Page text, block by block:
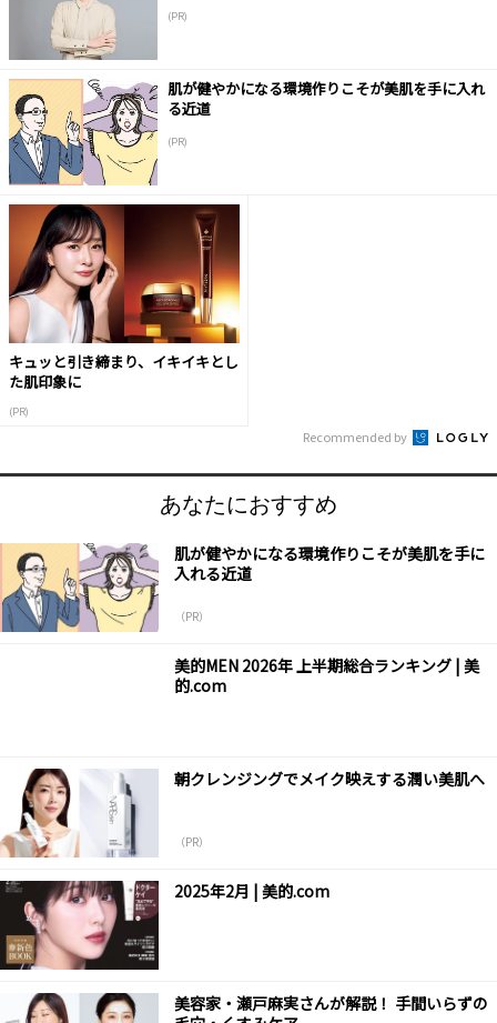
(PR)
肌が健やかになる環境作りこそが美肌を手に入れ
る近道
(PR)
キュッと引き締まり、イキイキとし
た肌印象に
(PR)
Recommended by
あなたにおすすめ
肌が健やかになる環境作りこそが美肌を手に
入れる近道
（PR）
美的MEN 2026年 上半期総合ランキング | 美
的.com
朝クレンジングでメイク映えする潤い美肌へ
（PR）
2025年2月 | 美的.com
美容家・瀬戸麻実さんが解説！ 手間いらずの